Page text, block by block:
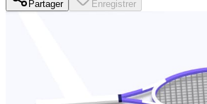
Partager Enregistrer